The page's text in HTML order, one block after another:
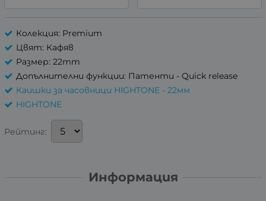
Колекция: Premium
Цвят: Кафяв
Размер: 22mm
Допълнителни функции: Патенти - Quick release
Каишки за часовници HIGHTONE - 22мм
HIGHTONE
Рейтинг:
Информация